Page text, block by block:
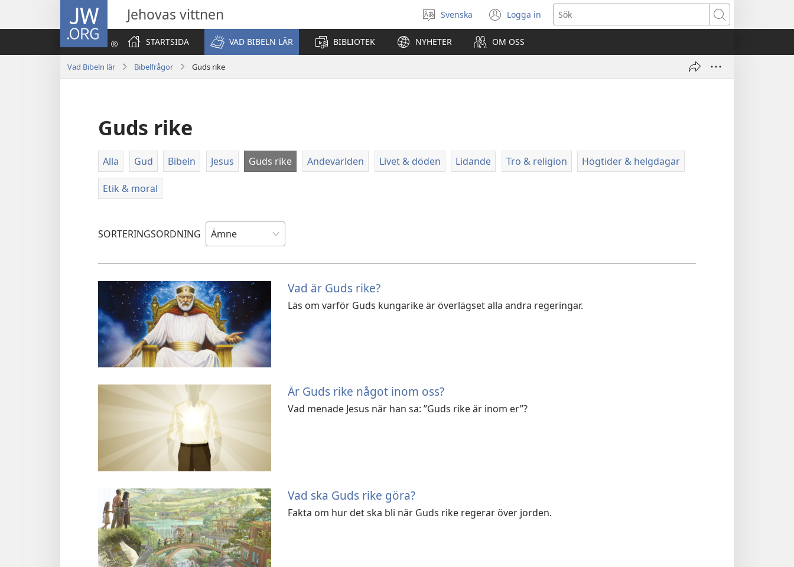
JW.ORG Jehovas vittnen
Välj
språk
Svenska Logga in
(öppnar
nytt
fönster)
Sök
STARTSIDA
VAD BIBELN LÄR BIBLIOTEK NYHETER OM OSS
Vad Bibeln lär Bibelfrågor Guds rike
Guds rike
Alla Gud Bibeln Jesus Guds rike Andevärlden Livet & döden Lidande Tro & religion Högtider & helgdagar
Etik & moral
SORTERINGSORDNING
Vad är Guds rike?
Läs om varför Guds kungarike är överlägset alla andra regeringar.
Är Guds rike något inom oss?
Vad menade Jesus när han sa: ”Guds rike är inom er”?
Vad ska Guds rike göra?
Fakta om hur det ska bli när Guds rike regerar över jorden.